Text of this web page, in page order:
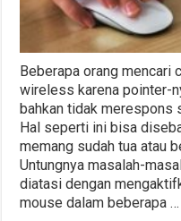
Beberapa orang mencari
wireless karena pointer-
bahkan tidak merespons
Hal seperti ini bisa
memang sudah tua atau
Untungnya masalah-
diatasi dengan
mouse dalam beberapa …